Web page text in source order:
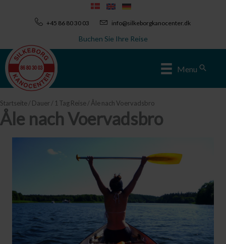
+45 86 80 30 03 info@silkeborgkanocenter.dk
Buchen Sie Ihre Reise
Menu
Startseite/ Dauer / 1 Tag Reise/ Åle nach Voervadsbro
Åle nach Voervadsbro